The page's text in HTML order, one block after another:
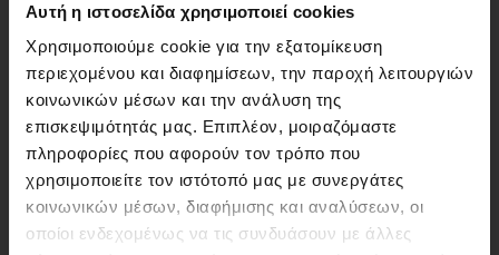
Αυτή η ιστοσελίδα χρησιμοποιεί cookies
Χρησιμοποιούμε cookie για την εξατομίκευση
περιεχομένου και διαφημίσεων, την παροχή λειτουργιών
κοινωνικών μέσων και την ανάλυση της
επισκεψιμότητάς μας. Επιπλέον, μοιραζόμαστε
πληροφορίες που αφορούν τον τρόπο που
χρησιμοποιείτε τον ιστότοπό μας με συνεργάτες
κοινωνικών μέσων, διαφήμισης και αναλύσεων, οι
οποίοι ενδεχομένως να τις συνδυάσουν με άλλες
Περιοχή Ιατρών
Εκδηλώσεις
8ο χλμ. Π.Ε.Ο Λάρισας- Αθηνών, 41 500, Λάρισα
Επικοινωνία